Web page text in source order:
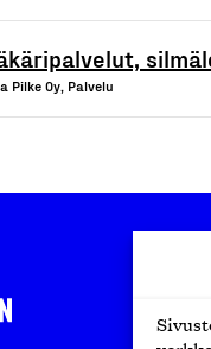
Pilke Oy, Palvelu